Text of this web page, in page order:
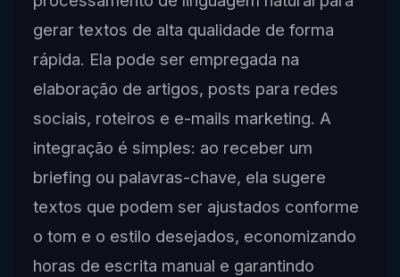
gerar textos de alta qualidade de forma
rápida. Ela pode ser empregada na
elaboração de artigos, posts para redes
sociais, roteiros e e-mails marketing. A
integração é simples: ao receber um
briefing ou palavras-chave, ela sugere
textos que podem ser ajustados conforme
o tom e o estilo desejados, economizando
horas de escrita manual e garantindo